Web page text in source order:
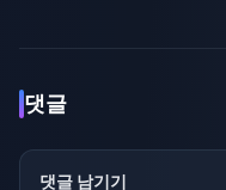
댓글
댓글 남기기